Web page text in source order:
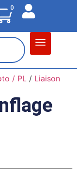
0
/ PL / Liaison